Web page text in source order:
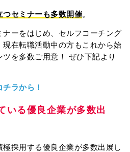
つセミナーも多数開催。
ーをはじめ、セルフコーチング
在転職活動中の方もこれから始
を多数ご用意！ ぜひ下記より
ラから！
いる優良企業が多数出
採用する優良企業が多数出展し